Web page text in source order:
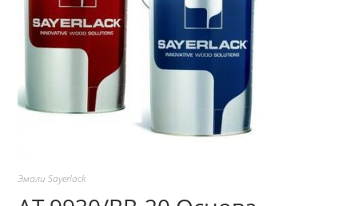
Эмали Sayerlack